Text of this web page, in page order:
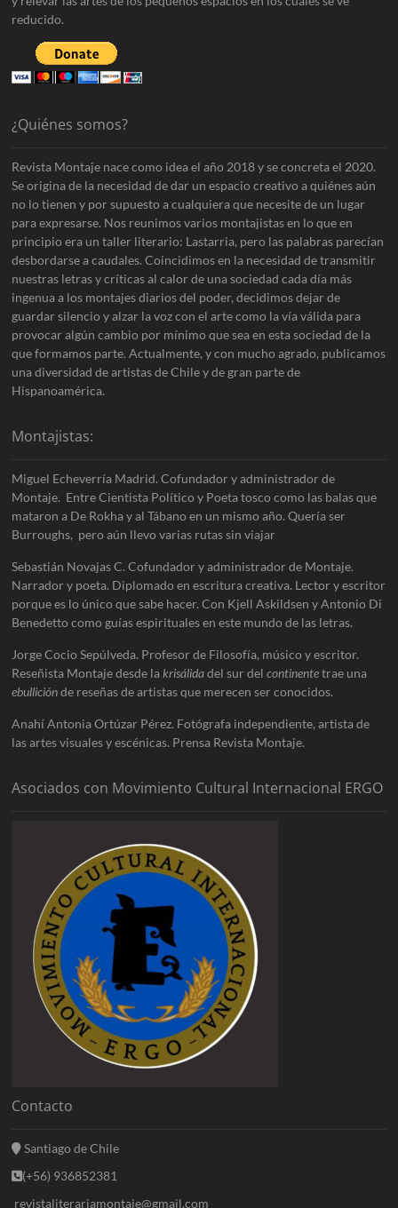
reducido.
¿Quiénes somos?
Revista Montaje nace como idea el año 2018 y se concreta el 2020.
Se origina de la necesidad de dar un espacio creativo a quiénes aún
no lo tienen y por supuesto a cualquiera que necesite de un lugar
para expresarse. Nos reunimos varios montajistas en lo que en
principio era un taller literario: Lastarria, pero las palabras parecían
desbordarse a caudales. Coincidimos en la necesidad de transmitir
nuestras letras y críticas al calor de una sociedad cada día más
ingenua a los montajes diarios del poder, decidimos dejar de
guardar silencio y alzar la voz con el arte como la vía válida para
provocar algún cambio por mínimo que sea en esta sociedad de la
que formamos parte. Actualmente, y con mucho agrado, publicamos
una diversidad de artistas de Chile y de gran parte de
Hispanoamérica.
Montajistas:
Miguel Echeverría Madrid. Cofundador y administrador de
Montaje. Entre Cientista Político y Poeta tosco como las balas que
mataron a De Rokha y al Tábano en un mismo año. Quería ser
Burroughs, pero aún llevo varias rutas sin viajar
Sebastián Novajas C. Cofundador y administrador de Montaje.
Narrador y poeta. Diplomado en escritura creativa. Lector y escritor
porque es lo único que sabe hacer. Con Kjell Askildsen y Antonio Di
Benedetto como guías espirituales en este mundo de las letras.
Jorge Cocio Sepúlveda. Profesor de Filosofía, músico y escritor.
Reseñista Montaje desde lakrisálidadel sur delcontinentetrae una
ebulliciónde reseñas de artistas que merecen ser conocidos.
Anahí Antonia Ortúzar Pérez. Fotógrafa independiente, artista de
las artes visuales y escénicas. Prensa Revista Montaje.
Asociados con Movimiento Cultural Internacional ERGO
Contacto
Santiago de Chile
(+56) 936852381
revistaliterariamontaje@gmail.com